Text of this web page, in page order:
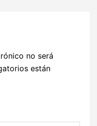
no será
están